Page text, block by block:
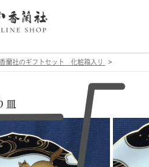
香蘭社のギフトセット 化粧箱入り
皿